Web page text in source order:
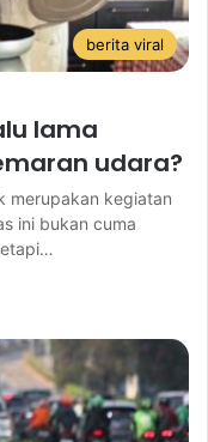
berita viral
lama
udara?
merupakan kegiatan
ini bukan cuma